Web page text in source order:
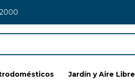
Jardín y Aire Libre